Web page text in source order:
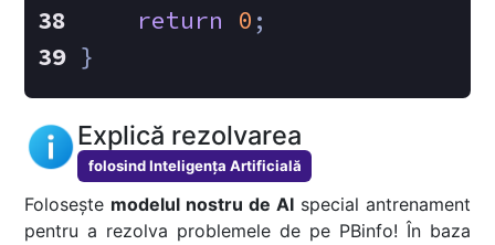
return
0 ;
}
Explică rezolvarea
folosind Inteligența Artificială
Folosește modelul nostru de AIspecial antrenament
pentru a rezolva problemele de pe PBinfo! În baza